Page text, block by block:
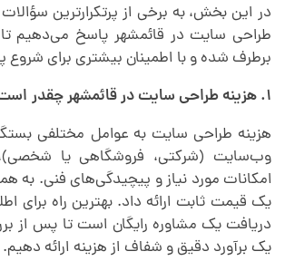
در این بخش، به برخی از پرتکرارترین
طراحی سایت در قائمشهر پاسخ می‌دهیم تا
برطرف شده و با اطمینان بیشتری برای شروع
۱. هزینه طراحی سایت در قائمشهر چقدر است؟
هزینه طراحی سایت به عوامل مختلفی
وب‌سایت (شرکتی، فروشگاهی یا
امکانات مورد نیاز و پیچیدگی‌های فنی. به
یک قیمت ثابت ارائه داد. بهترین راه برای
دریافت یک مشاوره رایگان است تا پس از
یک برآورد دقیق و شفاف از هزینه ارائه دهیم.